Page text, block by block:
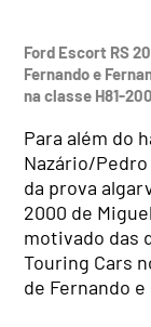
Ford Escort RS
Fernando e
na classe H81-
Para além do
Nazário/
da prova
2000 de
motivado das
Touring Cars
de Fernando e